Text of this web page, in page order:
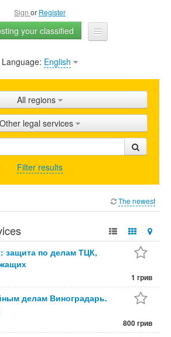
Sign or Register
your classified
Home
Shops
Promotion
FAQ
Language: English
All regions
Other legal services
Filter results
The newest
защита по делам ТЦК,
1 грив
делам Виноградарь.
800 грив